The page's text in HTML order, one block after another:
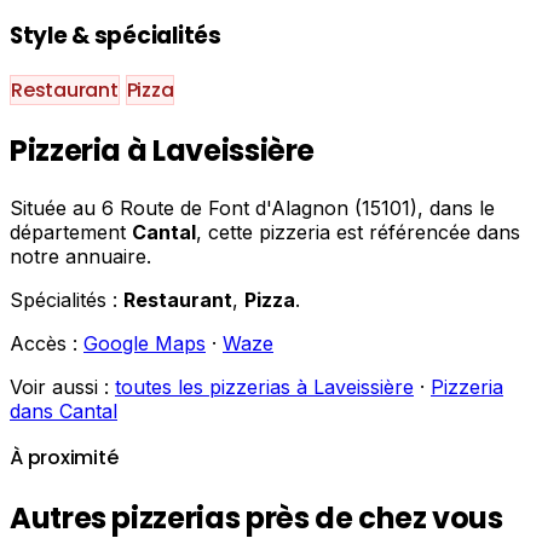
Style & spécialités
Restaurant Pizza
Pizzeria à Laveissière
Située au 6 Route de Font d'Alagnon (15101), dans le
département Cantal, cette pizzeria est référencée dans
notre annuaire.
Spécialités : Restaurant, Pizza.
Accès : Google Maps · Waze
Voir aussi : toutes les pizzerias à Laveissière · Pizzeria
dans Cantal
À proximité
Autres pizzerias près de chez vous